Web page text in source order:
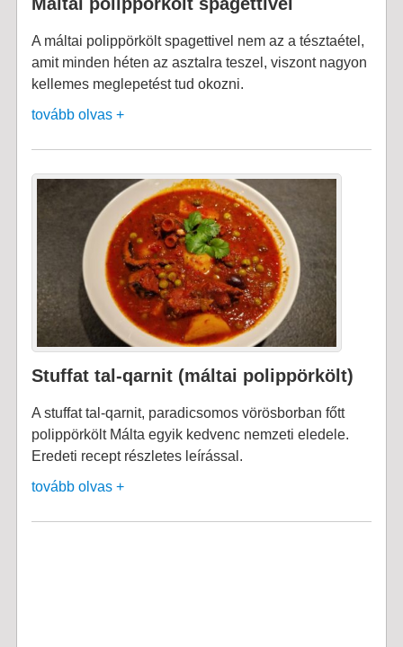
A máltai polippörkölt spagettivel nem az a tésztaétel,
amit minden héten az asztalra teszel, viszont nagyon
kellemes meglepetést tud okozni.
tovább olvas +
Stuffat tal-qarnit (máltai polippörkölt)
A stuffat tal-qarnit, paradicsomos vörösborban főtt
polippörkölt Málta egyik kedvenc nemzeti eledele.
Eredeti recept részletes leírással.
tovább olvas +